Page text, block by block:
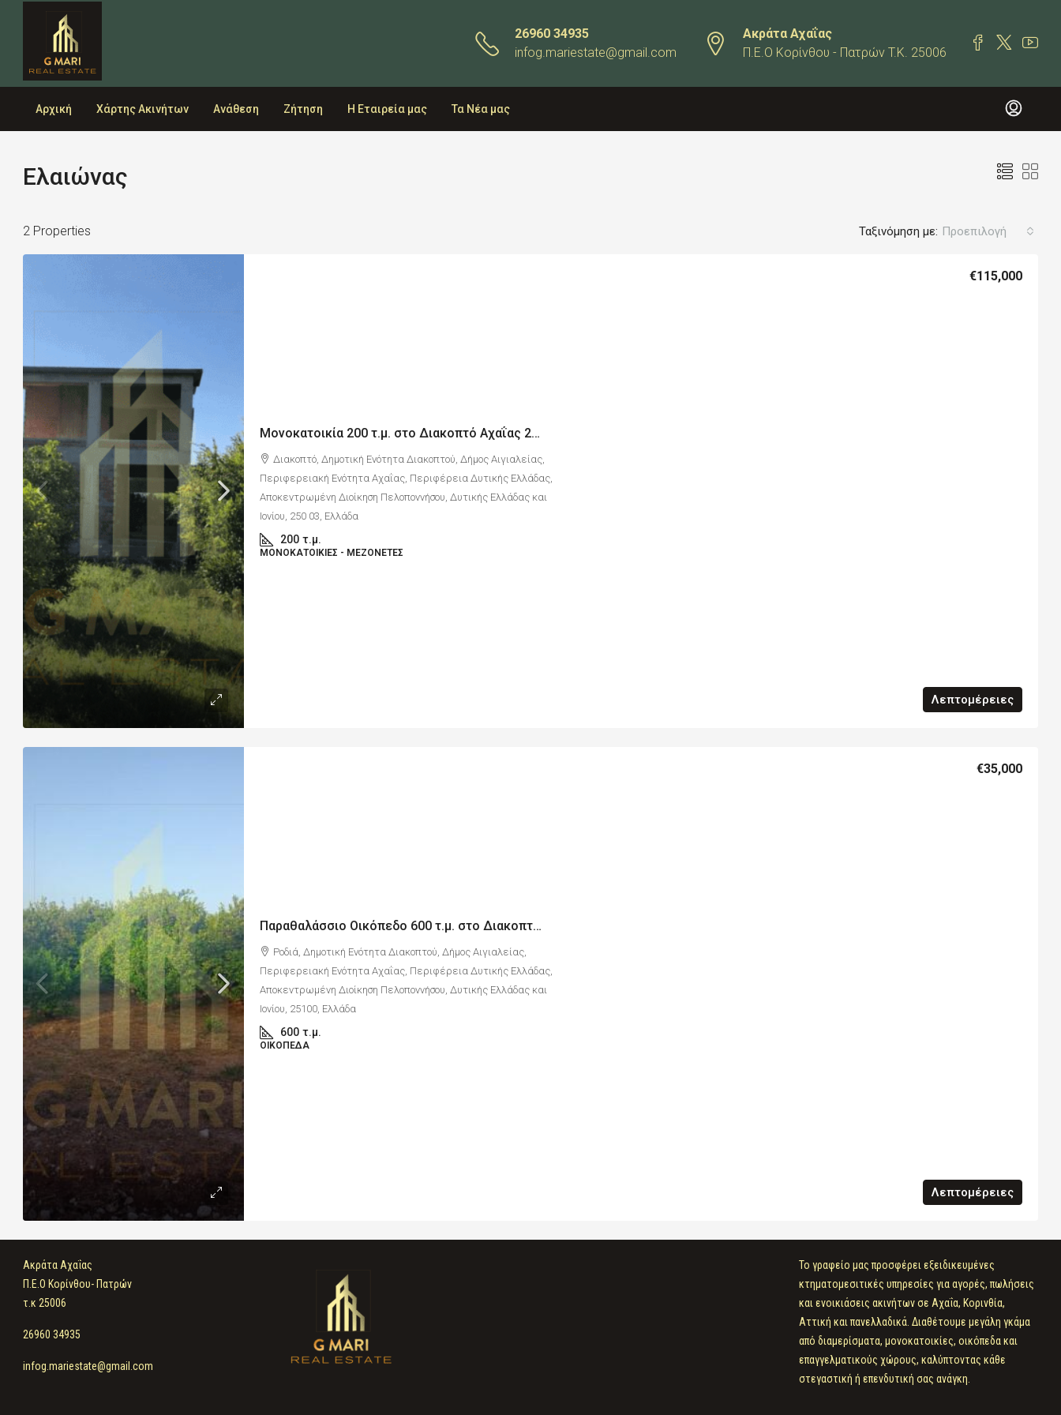
26960 34935
infog.mariestate@gmail.com
Ακράτα Αχαΐας
Π.Ε.Ο Κορίνθου - Πατρών T.K. 25006
Αρχική Χάρτης Ακινήτων Ανάθεση Ζήτηση Η Εταιρεία μας Τα Νέα μας
Ελαιώνας
2 Properties Ταξινόμηση με: Προεπιλογή
Μονοκατοικία 200 τ.μ. στο Διακοπτό Αχαΐας 200 μέτρα από την θάλασσα
€115,000
Διακοπτό, Δημοτική Ενότητα Διακοπτού, Δήμος Αιγιαλείας,
Περιφερειακή Ενότητα Αχαΐας, Περιφέρεια Δυτικής Ελλάδας,
Αποκεντρωμένη Διοίκηση Πελοποννήσου, Δυτικής Ελλάδας και
Ιονίου, 250 03, Ελλάδα
200 τ.μ.
ΜΟΝΟΚΑΤΟΙΚΊΕΣ - ΜΕΖΟΝΈΤΕΣ
Λεπτομέρειες
Παραθαλάσσιο Οικόπεδο 600 τ.μ. στο Διακοπτό Αχαΐας
€35,000
Ροδιά, Δημοτική Ενότητα Διακοπτού, Δήμος Αιγιαλείας,
Περιφερειακή Ενότητα Αχαΐας, Περιφέρεια Δυτικής Ελλάδας,
Αποκεντρωμένη Διοίκηση Πελοποννήσου, Δυτικής Ελλάδας και
Ιονίου, 25100, Ελλάδα
600 τ.μ.
ΟΙΚΌΠΕΔΑ
Λεπτομέρειες
Ακράτα Αχαΐας
Π.Ε.Ο Κορίνθου- Πατρών
τ.κ 25006
26960 34935
infog.mariestate@gmail.com
Το γραφείο μας προσφέρει εξειδικευμένες
κτηματομεσιτικές υπηρεσίες για αγορές, πωλήσεις
και ενοικιάσεις ακινήτων σε Αχαΐα, Κορινθία,
Αττική και πανελλαδικά. Διαθέτουμε μεγάλη γκάμα
από διαμερίσματα, μονοκατοικίες, οικόπεδα και
επαγγελματικούς χώρους, καλύπτοντας κάθε
στεγαστική ή επενδυτική σας ανάγκη.